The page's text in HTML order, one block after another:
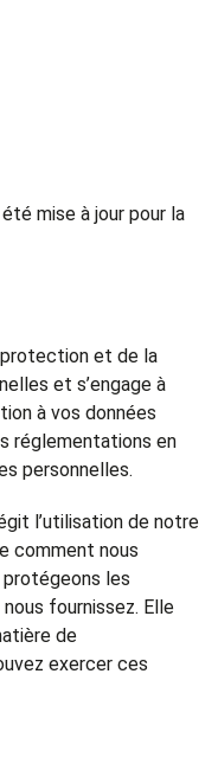
mise à jour pour la
et de la
et s’engage à
à vos données
réglementations en
personnelles.
l’utilisation de notre
comment nous
les
fournissez. Elle
de
exercer ces